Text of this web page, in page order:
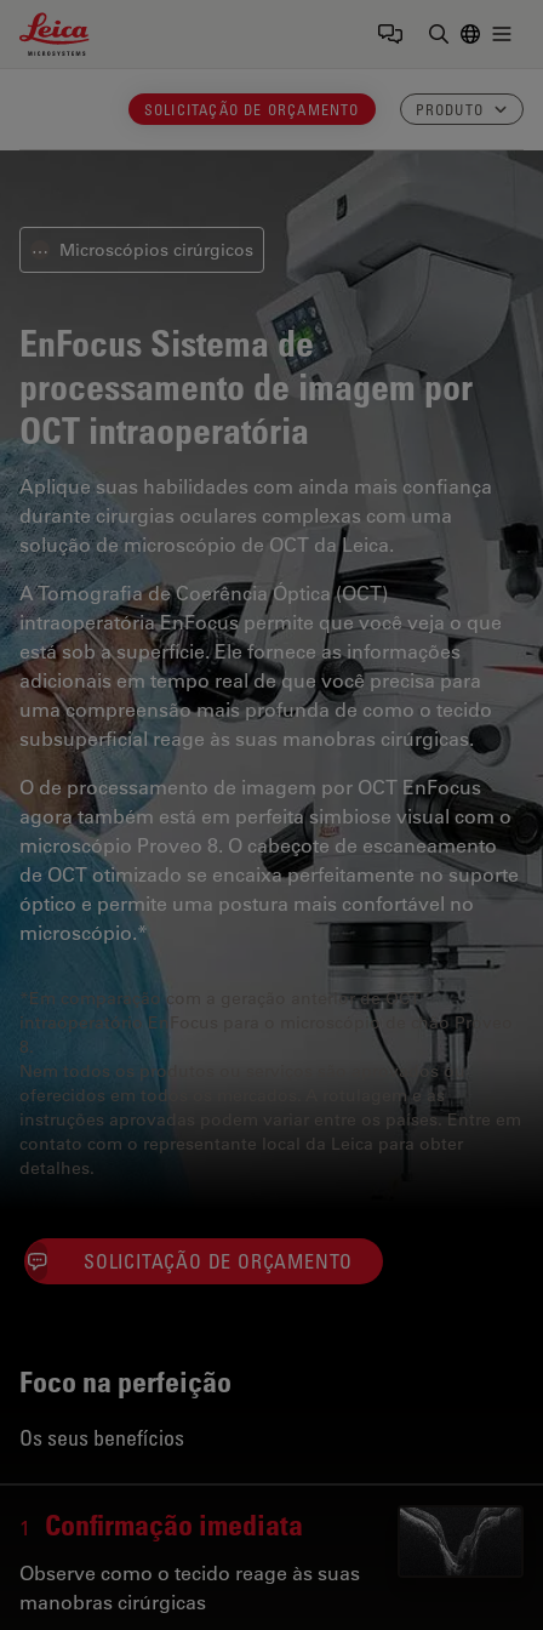
Leica Microsystems Logo
SOLICITAÇÃO DE ORÇAMENTO PRODUTO
⋯ Microscópios cirúrgicos
EnFocus Sistema de
processamento de imagem por
OCT intraoperatória
Aplique suas habilidades com ainda mais confiança
durante cirurgias oculares complexas com uma
solução de microscópio de OCT da Leica.
A Tomografia de Coerência Óptica (OCT)
intraoperatória EnFocus permite que você veja o que
está sob a superfície. Ele fornece as informações
adicionais em tempo real de que você precisa para
uma compreensão mais profunda de como o tecido
subsuperficial reage às suas manobras cirúrgicas.
O de processamento de imagem por OCT EnFocus
agora também está em perfeita simbiose visual com o
microscópio Proveo 8. O cabeçote de escaneamento
de OCT otimizado se encaixa perfeitamente no suporte
óptico e permite uma postura mais confortável no
microscópio.*
*Em comparação com a geração anterior de OCT
intraoperatório EnFocus para o microscópio de chão Proveo
8.
Nem todos os produtos ou serviços são aprovados ou
oferecidos em todos os mercados. A rotulagem e as
instruções aprovadas podem variar entre os países. Entre em
contato com o representante local da Leica para obter
detalhes.
SOLICITAÇÃO DE ORÇAMENTO
Foco na perfeição
Os seus benefícios
1 Confirmação imediata
Observe como o tecido reage às suas
manobras cirúrgicas